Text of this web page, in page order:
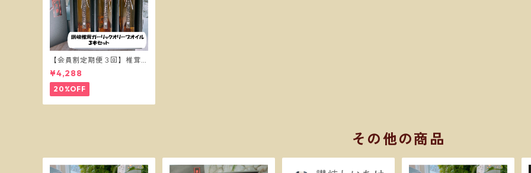
【会員割定期便３回】椎茸
ガーリックオイル３本セッ
ト
¥4,288
20%OFF
その他の商品